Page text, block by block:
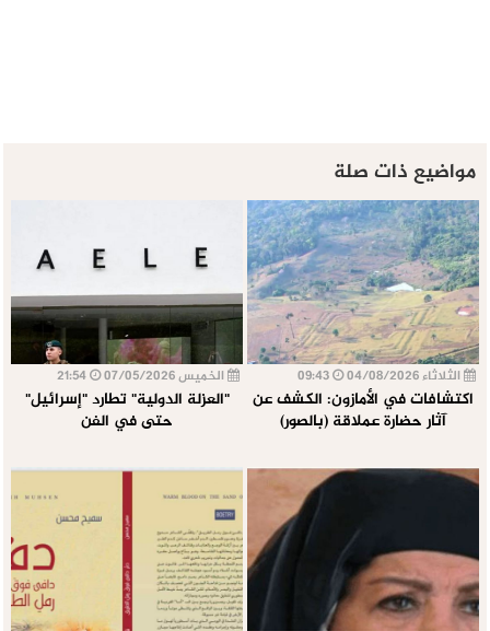
مواضيع ذات صلة
الثلاثاء 04/08/2026
اكتشافات في الأمازون: الكشف عن
آثار حضارة عملاقة (بالصور)
الخميس 07/05/2026
"العزلة الدولية" تطارد "إسرائيل"
حتى في الفن